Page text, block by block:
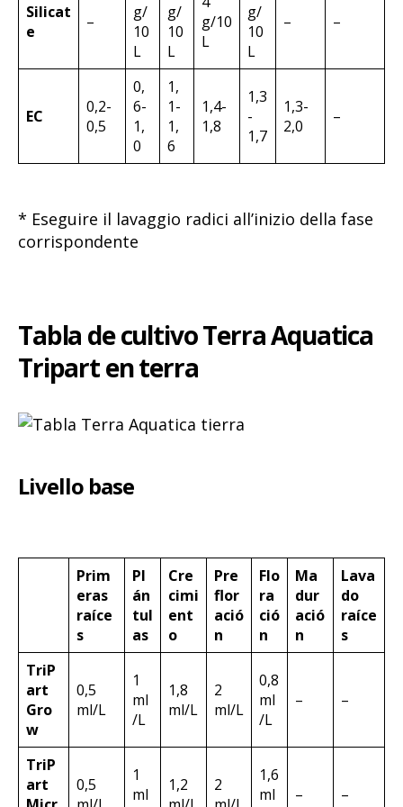
Silicat
e
–
g/
10
L
g/
10
L
g/10
L
g/
10
L
– –
EC
0,2-
0,5
0,
6-
1,
0
1,
1-
1,
6
1,4-
1,8
1,3
-
1,7
1,3-
2,0
–
* Eseguire il lavaggio radici all’inizio della fase
corrispondente
Tabla de cultivo Terra Aquatica
Tripart en terra
Livello base
Prim
eras
raíce
s
Pl
án
tul
as
Cre
cimi
ent
o
Pre
flor
ació
n
Flo
ra
ció
n
Ma
dur
ació
n
Lava
do
raíce
s
TriP
art
Gro
w
0,5
ml/L
1
ml
/L
1,8
ml/L
2
ml/L
0,8
ml
/L
– –
TriP
art
0,5
1
ml
1,2
2
1,6
ml
– –